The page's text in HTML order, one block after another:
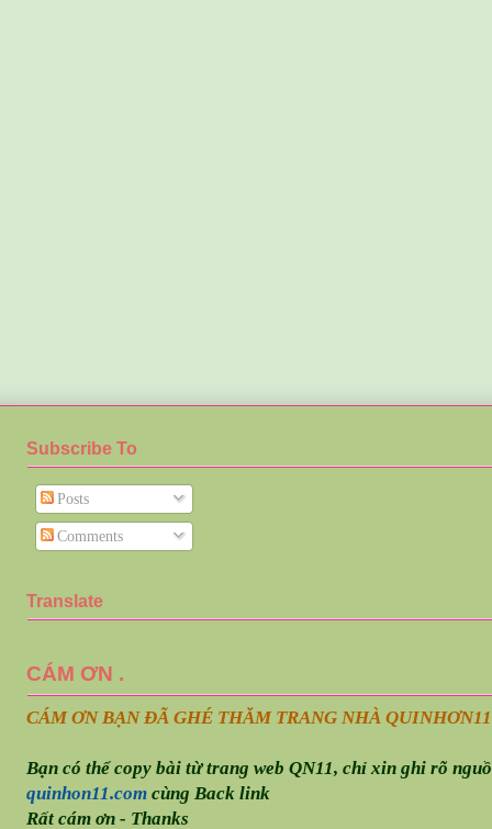
Subscribe To
Posts
Comments
Translate
CÁM ƠN .
CÁM ƠN BẠN ĐÃ GHÉ THĂM TRANG NHÀ QUINHƠN
Bạn có thể copy bài từ trang web QN11, chỉ xin ghi rõ
quinhon11.comcùng Back link
Rất cám ơn - Thanks